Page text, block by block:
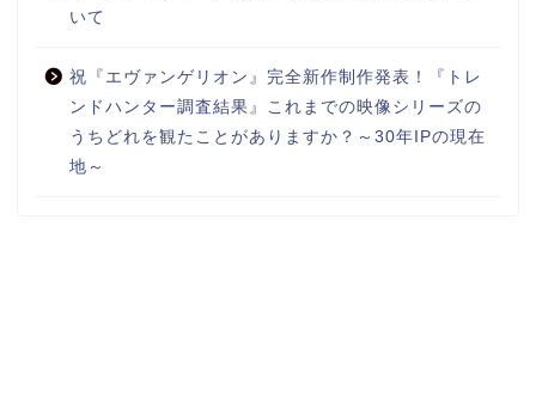
いて
祝『エヴァンゲリオン』完全新作制作発表！『トレ
ンドハンター調査結果』これまでの映像シリーズの
うちどれを観たことがありますか？～30年IPの現在
地～